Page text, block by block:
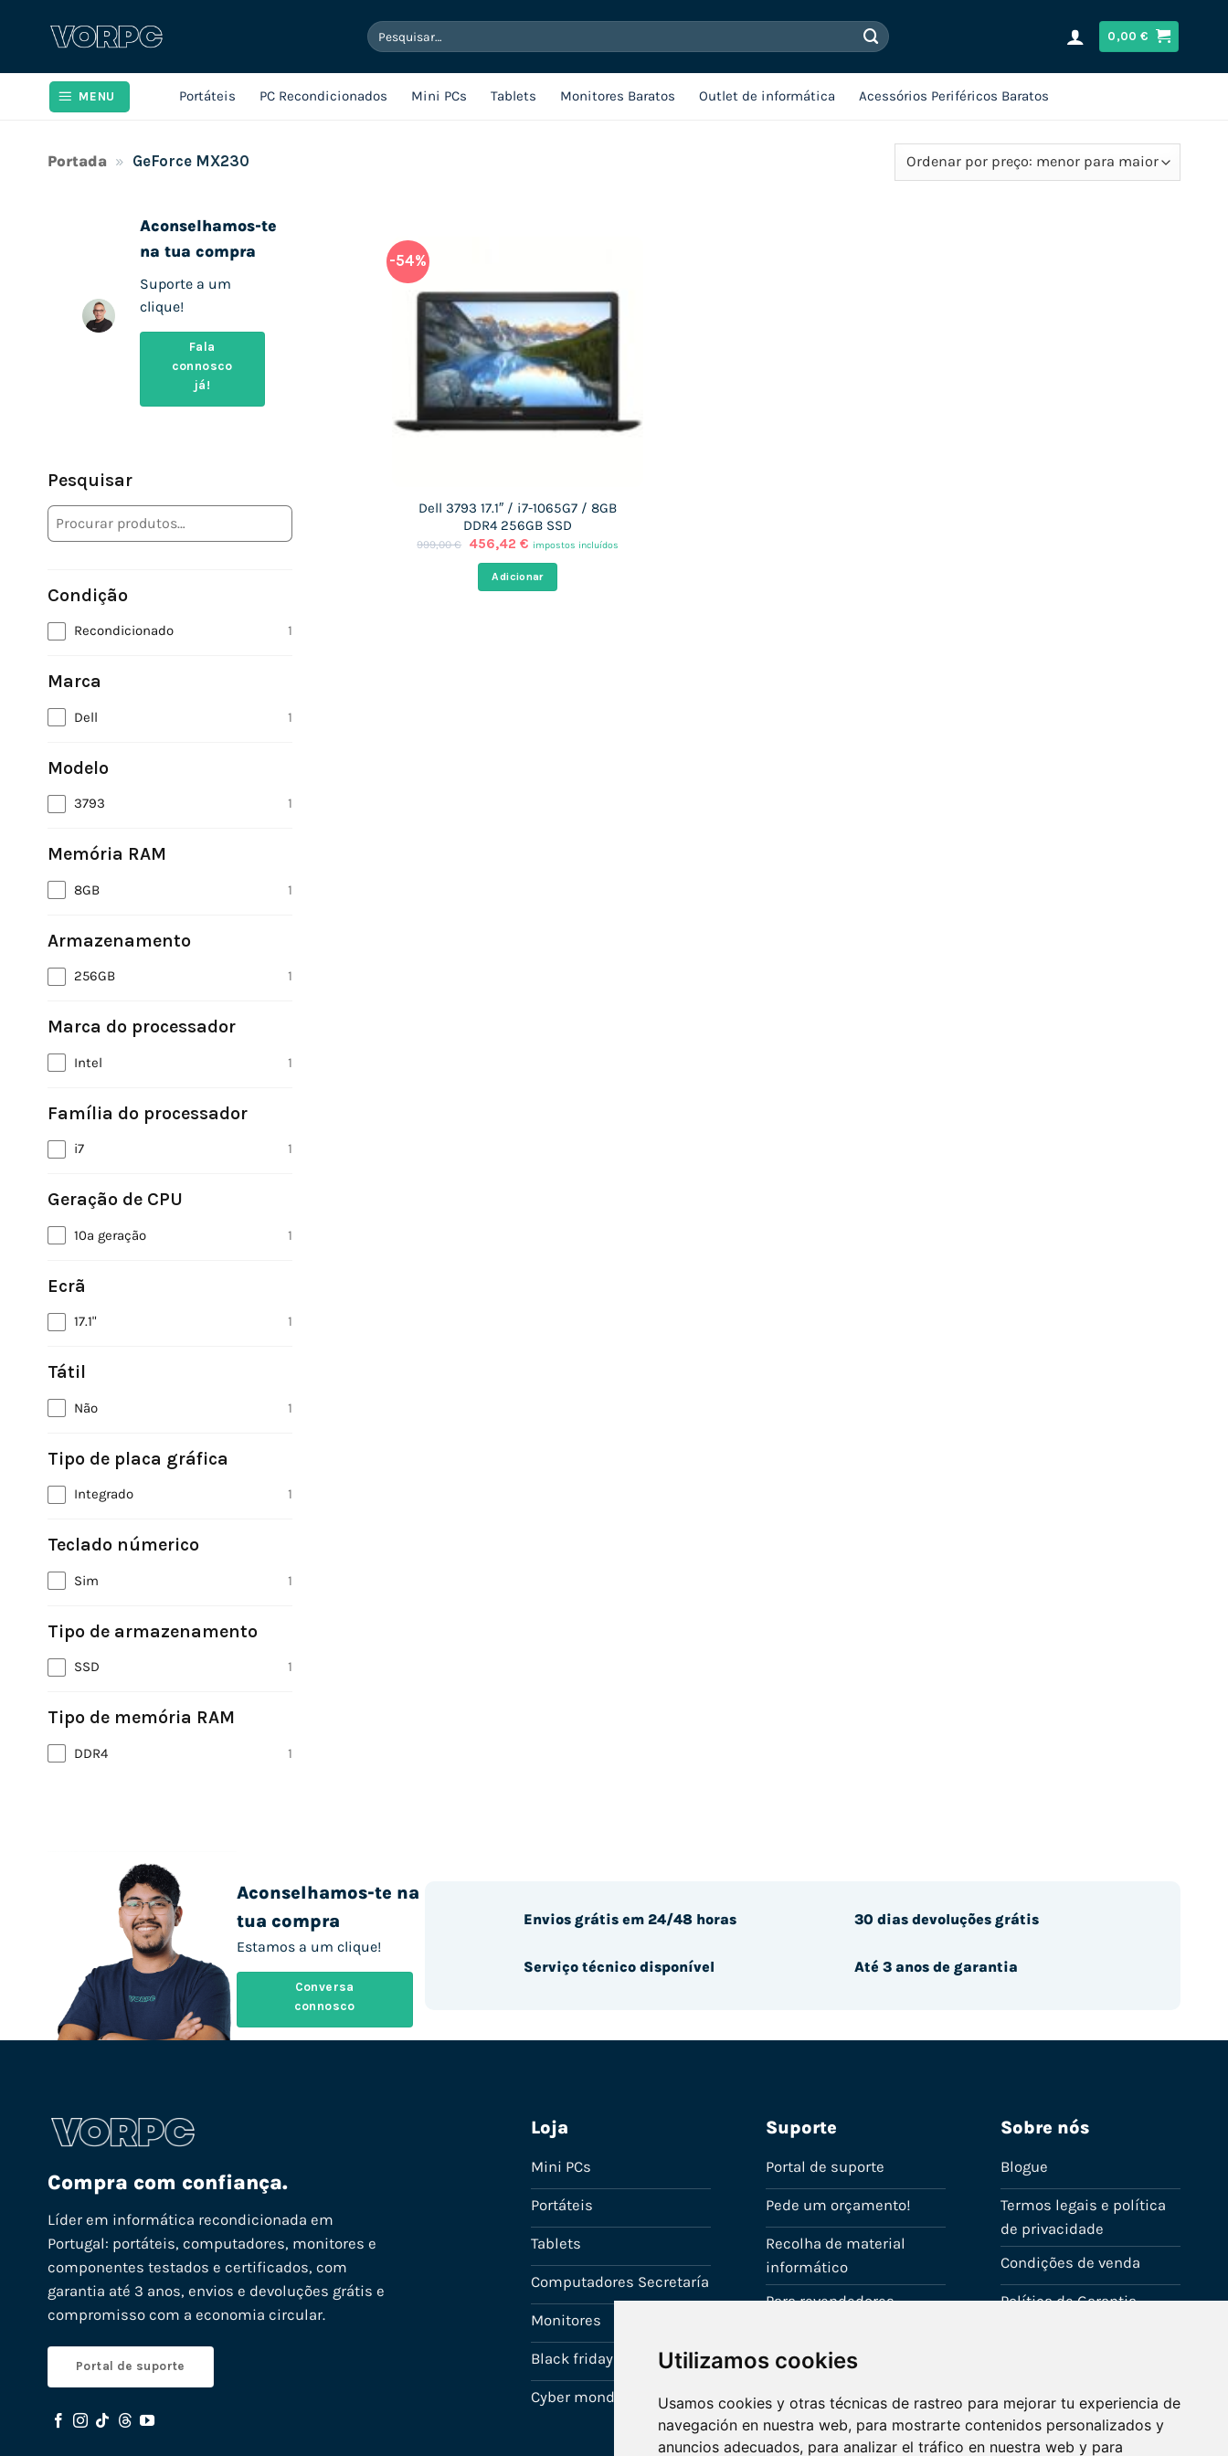
Utilizamos cookies
Usamos cookies y otras técnicas de rastreo para mejorar tu experiencia de
navegación en nuestra web, para mostrarte contenidos personalizados y
anuncios adecuados, para analizar el tráfico en nuestra web y para
Pesquisar
por:
0,00€
MENU Portáteis PC Recondicionados Mini PCs Tablets Monitores Baratos Outlet de informática Acessórios Periféricos Baratos
Portada » GeForce MX230
Aconselhamos-te
na tua compra
Suporte a um
clique!
Fala
connosco
já!
Pesquisar
Condição
Recondicionado 1
Marca
Dell 1
Modelo
3793 1
Memória RAM
8GB 1
Armazenamento
256GB 1
Marca do processador
Intel 1
Família do processador
i7 1
Geração de CPU
10ª geração 1
Ecrã
17.1" 1
Tátil
Não 1
Tipo de placa gráfica
Integrado 1
Teclado númerico
Sim 1
Tipo de armazenamento
SSD 1
Tipo de memória RAM
DDR4 1
-54%
Dell 3793 17.1″ / i7-1065G7 / 8GB
DDR4 256GB SSD
999,00€
O
original
era:
456,42 €O
atual
é:
impostos incluídos
Adicionar
Aconselhamos-te na
tua compra
Estamos a um clique!
Conversa
connosco
Envios grátis em 24/48 horas
Serviço técnico disponível
30 dias devoluções grátis
Até 3 anos de garantia
Compra com confiança.
Líder em informática recondicionada em
Portugal: portáteis, computadores, monitores e
componentes testados e certificados, com
garantia até 3 anos, envios e devoluções grátis e
compromisso com a economia circular.
Portal de suporte
Loja
Mini PCs
Portáteis
Tablets
Computadores Secretaría
Monitores
Black friday
Cyber monday
Suporte
Portal de suporte
Pede um orçamento!
Recolha de material
informático
Para revendedores
Sobre nós
Blogue
Termos legais e política
de privacidade
Condições de venda
Política de Garantia
Fale connosco